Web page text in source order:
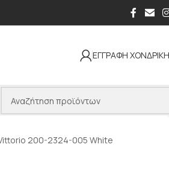
ΕΓΓΡΑΦΗ
200-2324-005 White